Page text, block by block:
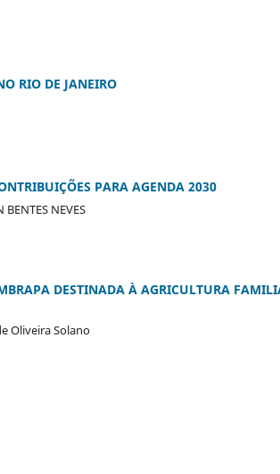
RIO DE JANEIRO
PARA AGENDA 2030
NEVES
DESTINADA À AGRICULTURA
Oliveira Solano